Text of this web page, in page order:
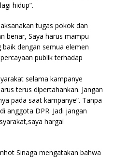
hidup”.
tugas pokok dan
benar, Saya harus mampu
dengan semua elemen
publik terhadap
selama kampanye
terus dipertahankan. Jangan
pada saat kampanye”. Tanpa
anggota DPR. Jadi jangan
hargai
Sinaga mengatakan bahwa